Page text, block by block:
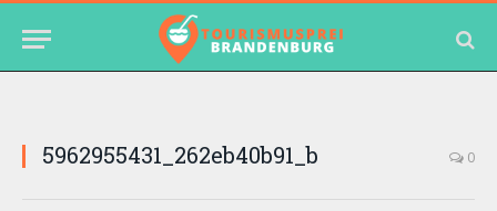
5962955431_262eb40b91_b 0